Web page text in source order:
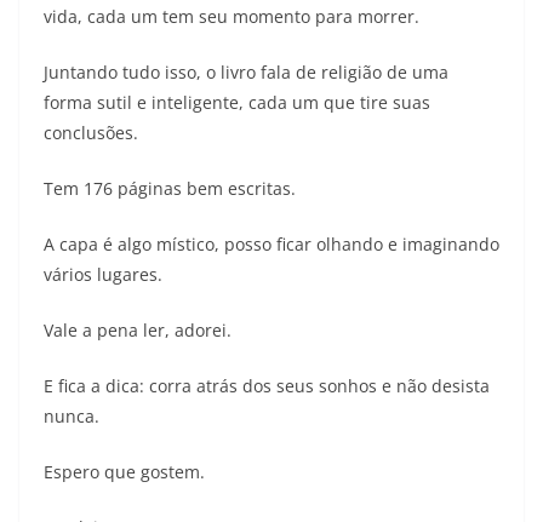
vida, cada um tem seu momento para morrer.
Juntando tudo isso, o livro fala de religião de uma
forma sutil e inteligente, cada um que tire suas
conclusões.
Tem 176 páginas bem escritas.
A capa é algo místico, posso ficar olhando e imaginando
vários lugares.
Vale a pena ler, adorei.
E fica a dica: corra atrás dos seus sonhos e não desista
nunca.
Espero que gostem.